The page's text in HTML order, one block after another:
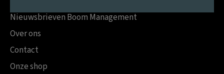
Nieuwsbrieven Boom Management
Over ons
Contact
Onze shop